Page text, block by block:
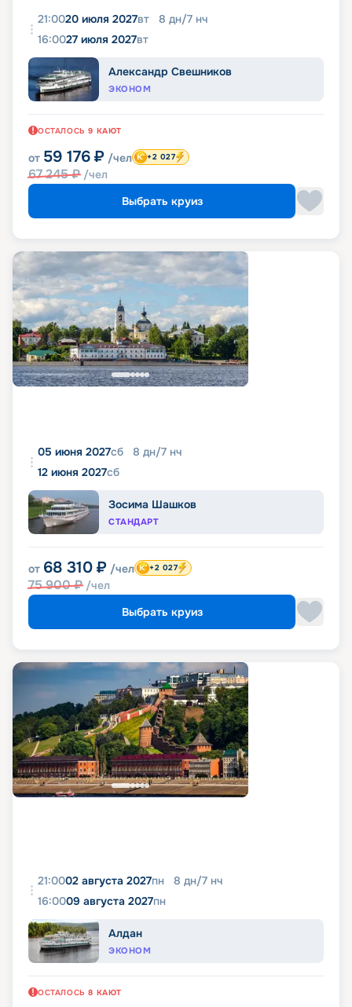
21:0020 июля 2027вт 8 дн/7 нч
16:0027 июля 2027вт
Александр Свешников
ЭКОНОМ
ОСТАЛОСЬ 9 КАЮТ
от 59 176 ₽ /чел
67 245₽ /чел
+2 027
Выбрать круиз
05 июня 2027сб 8 дн/7 нч
12 июня 2027сб
Зосима Шашков
СТАНДАРТ
от 68 310 ₽ /чел
75 900₽ /чел
+2 027
Выбрать круиз
21:0002 августа 2027пн 8 дн/7 нч
16:0009 августа 2027пн
Алдан
ЭКОНОМ
ОСТАЛОСЬ 8 КАЮТ